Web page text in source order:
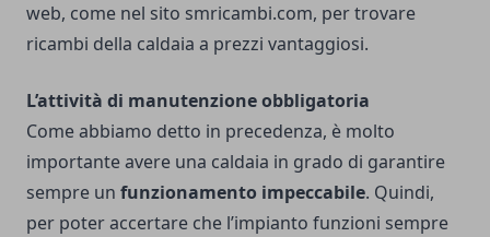
web, come nel sito smricambi.com, per trovare
ricambi della caldaia a prezzi vantaggiosi.
L’attività di manutenzione obbligatoria
Come abbiamo detto in precedenza, è molto
importante avere una caldaia in grado di garantire
sempre un funzionamento impeccabile. Quindi,
per poter accertare che l’impianto funzioni sempre